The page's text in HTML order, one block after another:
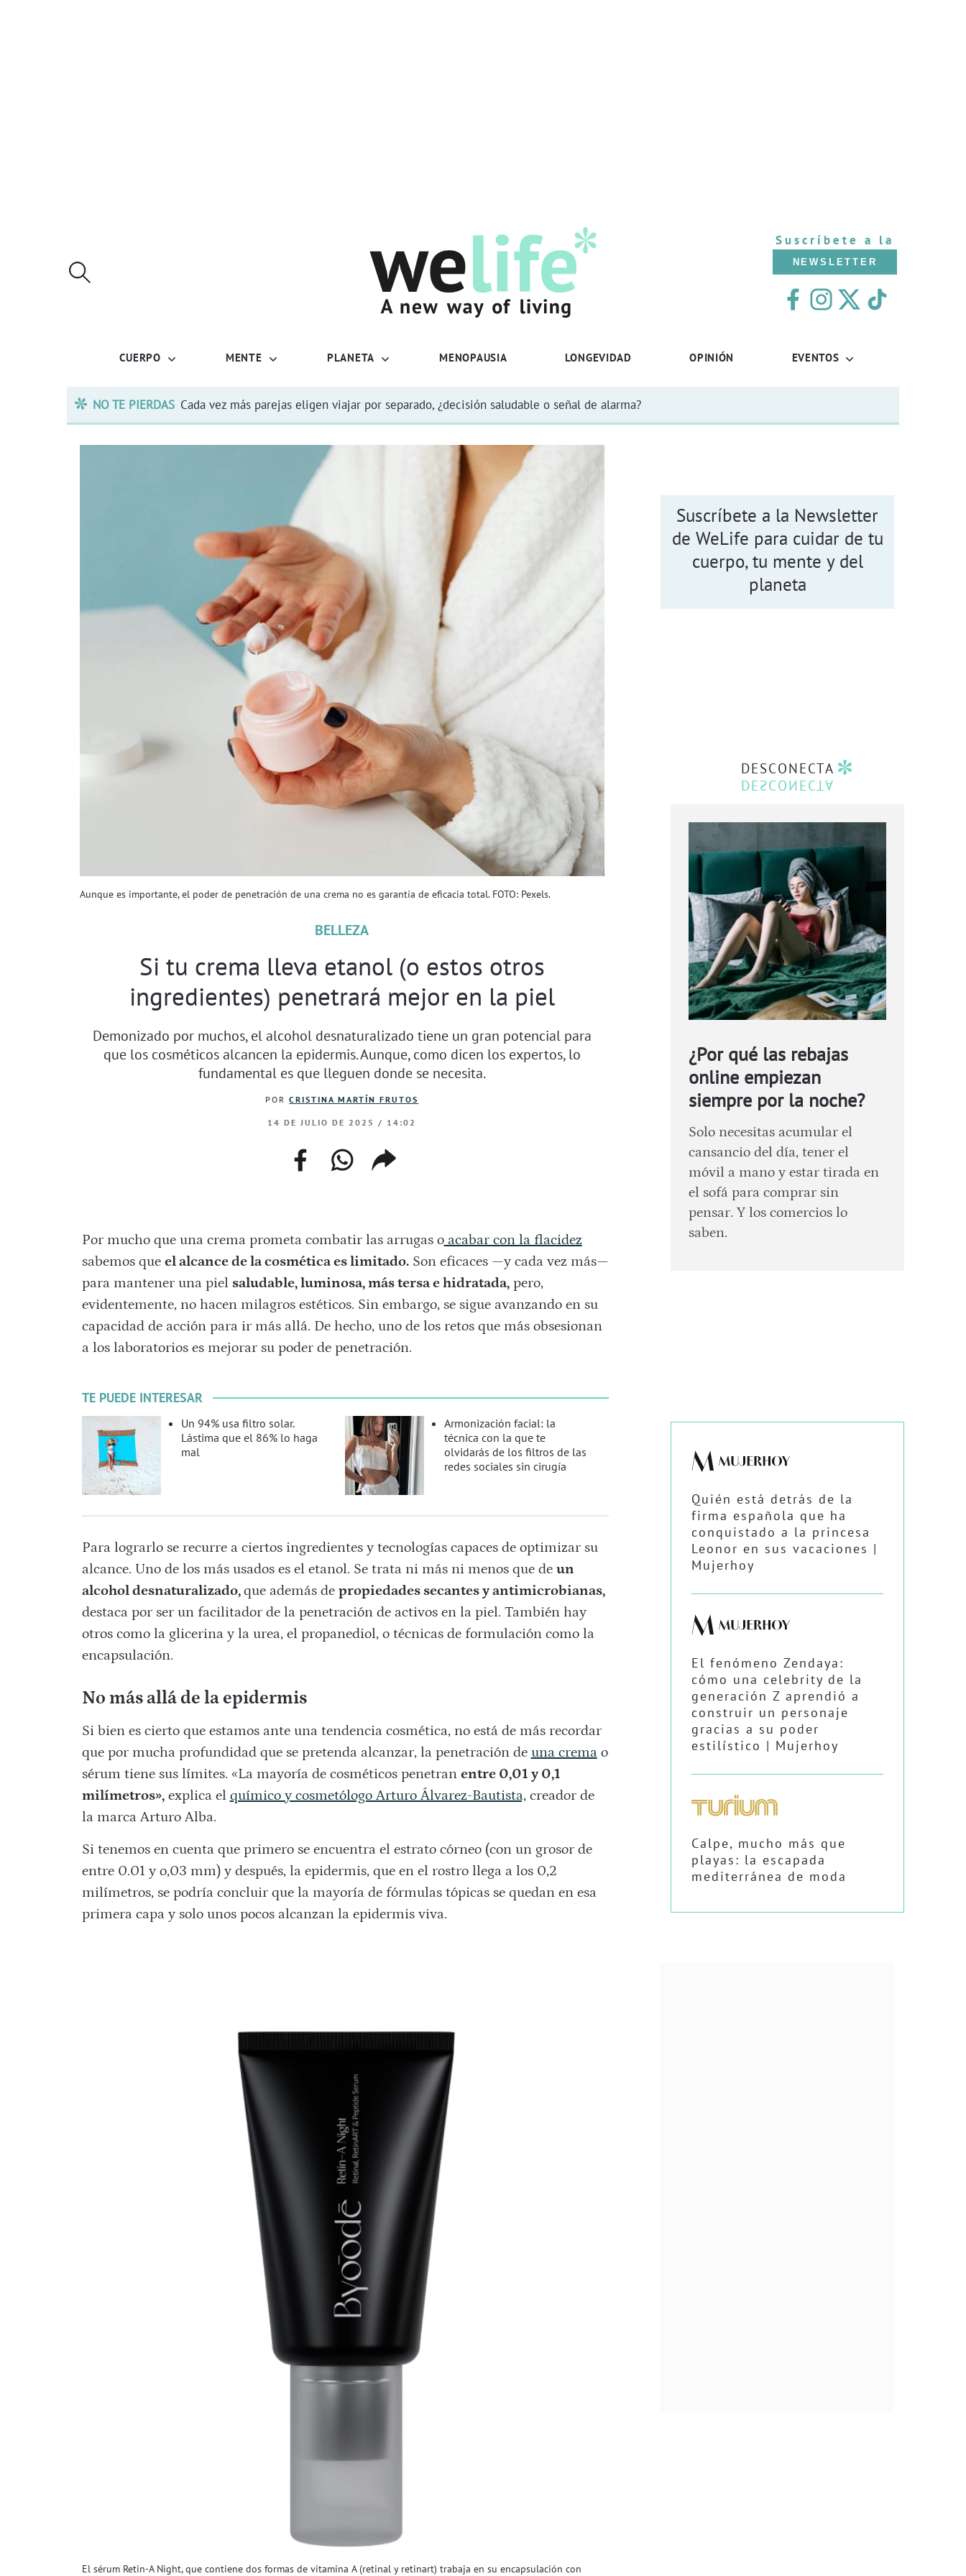
Suscríbete a la
NEWSLETTER
CUERPO MENTE PLANETA MENOPAUSIA LONGEVIDAD OPINIÓN EVENTOS
NO TE PIERDAS Cada vez más parejas eligen viajar por separado, ¿decisión saludable o señal de alarma?
Aunque es importante, el poder de penetración de una crema no es garantía de eficacia total. FOTO: Pexels.
BELLEZA
Si tu crema lleva etanol (o estos otros
ingredientes) penetrará mejor en la piel
Demonizado por muchos, el alcohol desnaturalizado tiene un gran potencial para
que los cosméticos alcancen la epidermis. Aunque, como dicen los expertos, lo
fundamental es que lleguen donde se necesita.
PORCRISTINA MARTÍN FRUTOS
14 DE JULIO DE 2025 / 14:02
facebookwhatsapp
web
copiar
enlace
Por mucho que una crema prometa combatir las arrugas oacabar con la flacidez
sabemos que el alcance de la cosmética es limitado.Son eficaces —y cada vez más—
para mantener una piel saludable, luminosa, más tersa e hidratada,pero,
evidentemente, no hacen milagros estéticos. Sin embargo, se sigue avanzando en su
capacidad de acción para ir más allá. De hecho, uno de los retos que más obsesionan
a los laboratorios es mejorar su poder de penetración.
TE PUEDE INTERESAR
Un 94% usa filtro solar.
Lástima que el 86% lo haga
mal
Armonización facial: la
técnica con la que te
olvidarás de los filtros de las
redes sociales sin cirugía
Para lograrlo se recurre a ciertos ingredientes y tecnologías capaces de optimizar su
alcance. Uno de los más usados es el etanol. Se trata ni más ni menos que de un
alcohol desnaturalizado,que además de propiedades secantes y antimicrobianas,
destaca por ser un facilitador de la penetración de activos en la piel. También hay
otros como la glicerina y la urea, el propanediol, o técnicas de formulación como la
encapsulación.
No más allá de la epidermis
Si bien es cierto que estamos ante una tendencia cosmética, no está de más recordar
que por mucha profundidad que se pretenda alcanzar, la penetración de una cremao
sérum tiene sus límites. «La mayoría de cosméticos penetran entre 0,01 y 0,1
milímetros»,explica el químico y cosmetólogo Arturo Álvarez-Bautista,creador de
la marca Arturo Alba.
Si tenemos en cuenta que primero se encuentra el estrato córneo (con un grosor de
entre 0.01 y o,03 mm) y después, la epidermis, que en el rostro llega a los 0,2
milímetros, se podría concluir que la mayoría de fórmulas tópicas se quedan en esa
primera capa y solo unos pocos alcanzan la epidermis viva.
El sérum Retin-A Night, que contiene dos formas de vitamina A (retinal y retinart) trabaja en su encapsulación con
Suscríbete a la Newsletter
de WeLife para cuidar de tu
cuerpo, tu mente y del
planeta
DESCONECTA
¿Por qué las rebajas
online empiezan
siempre por la noche?
Solo necesitas acumular el
cansancio del día, tener el
móvil a mano y estar tirada en
el sofá para comprar sin
pensar. Y los comercios lo
saben.
Quién está detrás de la
firma española que ha
conquistado a la princesa
Leonor en sus vacaciones |
Mujerhoy
El fenómeno Zendaya:
cómo una celebrity de la
generación Z aprendió a
construir un personaje
gracias a su poder
estilístico | Mujerhoy
Calpe, mucho más que
playas: la escapada
mediterránea de moda